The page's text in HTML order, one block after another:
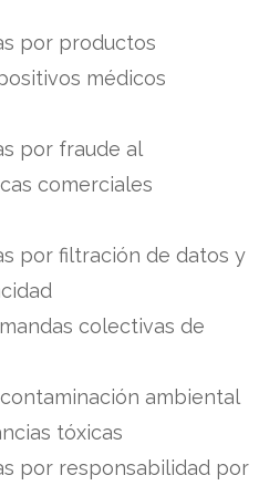
por productos
médicos
por fraude al
comerciales
por filtración de datos y
colectivas de
ambiental
tóxicas
por responsabilidad por